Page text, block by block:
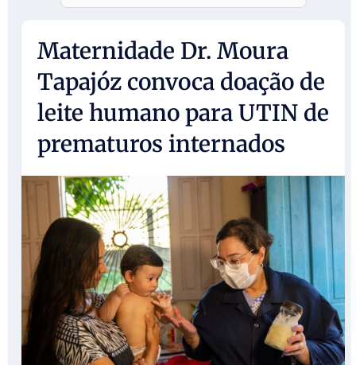
Maternidade Dr. Moura
Tapajóz convoca doação de
leite humano para UTIN de
prematuros internados